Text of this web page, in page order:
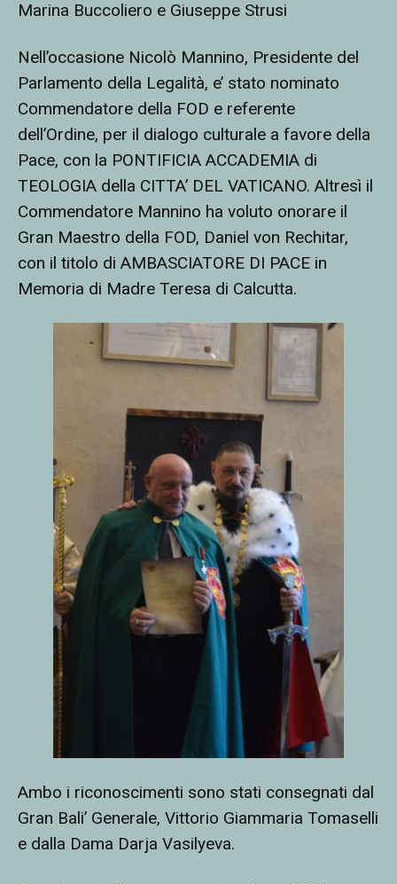
Marina Buccoliero e Giuseppe Strusi
Nell’occasione Nicolò Mannino, Presidente del
Parlamento della Legalità, e’ stato nominato
Commendatore della FOD e referente
dell’Ordine, per il dialogo culturale a favore della
Pace, con la PONTIFICIA ACCADEMIA di
TEOLOGIA della CITTA’ DEL VATICANO. Altresì il
Commendatore Mannino ha voluto onorare il
Gran Maestro della FOD, Daniel von Rechitar,
con il titolo di AMBASCIATORE DI PACE in
Memoria di Madre Teresa di Calcutta.
Ambo i riconoscimenti sono stati consegnati dal
Gran Bali’ Generale, Vittorio Giammaria Tomaselli
e dalla Dama Darja Vasilyeva.